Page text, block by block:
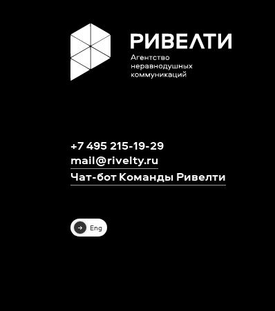
+7 495 215-19-29
mail@rivelty.ru
Чат-бот Команды Ривелти
Eng